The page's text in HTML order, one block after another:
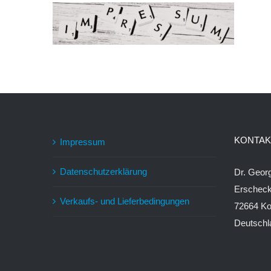
Impressum
Datenschutzerklärung
Verkaufs- und Lieferbedingungen
Dr.
72664